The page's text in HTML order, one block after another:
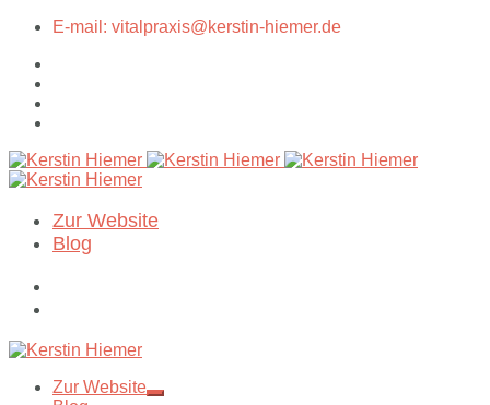
E-mail: vitalpraxis@kerstin-hiemer.de
Zur Website
Blog
Zur Website